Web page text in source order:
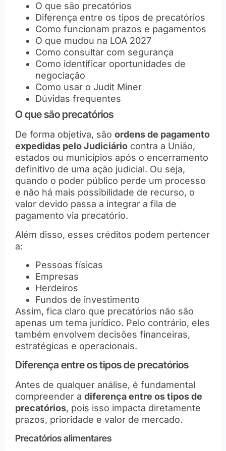
O que são precatórios
Diferença entre os tipos de precatórios
Como funcionam prazos e pagamentos
O que mudou na LOA 2027
Como consultar com segurança
Como identificar oportunidades de
negociação
Como usar o Judit Miner
Dúvidas frequentes
O que são precatórios
De forma objetiva, são ordens de pagamento
expedidas pelo Judiciário contra a União,
estados ou municípios após o encerramento
definitivo de uma ação judicial. Ou seja,
quando o poder público perde um processo
e não há mais possibilidade de recurso, o
valor devido passa a integrar a fila de
pagamento via precatório.
Além disso, esses créditos podem pertencer
a:
Pessoas físicas
Empresas
Herdeiros
Fundos de investimento
Assim, fica claro que precatórios não são
apenas um tema jurídico. Pelo contrário, eles
também envolvem decisões financeiras,
estratégicas e operacionais.
Diferença entre os tipos de precatórios
Antes de qualquer análise, é fundamental
compreender a diferença entre os tipos de
precatórios, pois isso impacta diretamente
prazos, prioridade e valor de mercado.
Precatórios alimentares